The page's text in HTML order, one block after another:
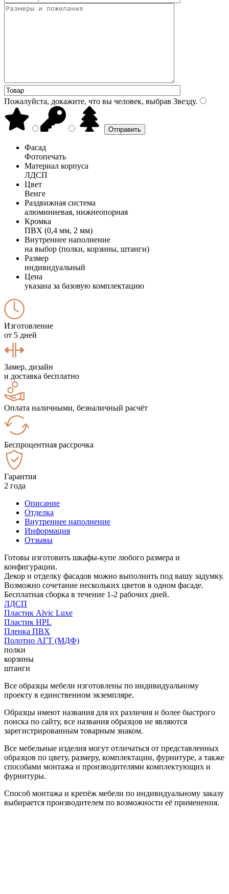
Пожалуйста, докажите, что вы человек, выбрав Звезду.
Фасад
Фотопечать
Материал корпуса
ЛДСП
Цвет
Венге
Раздвижная система
алюминиевая, нижнеопорная
Кромка
ПВХ (0,4 мм, 2 мм)
Внутреннее наполнение
на выбор (полки, корзины, штанги)
Размер
индивидуальный
Цена
указана за базовую комплектацию
Изготовление
от 5 дней
Замер, дизайн
и доставка бесплатно
Оплата наличными, безналичный расчёт
Беспроцентная рассрочка
Гарантия
2 года
Описание
Отделка
Внутреннее наполнение
Информация
Отзывы
Готовы изготовить шкафы-купе любого размера и
конфигурации.
Декор и отделку фасадов можно выполнить под вашу задумку.
Возможно сочетание нескольких цветов в одном фасаде.
Бесплатная сборка в течение 1-2 рабочих дней.
ЛДСП
Пластик Alvic Luxe
Пластик HPL
Пленка ПВХ
Полотно АГТ (МДФ)
полки
корзины
штанги
Все образцы мебели изготовлены по индивидуальному
проекту в единственном экземпляре.
Образцы имеют названия для их различия и более быстрого
поиска по сайту, все названия образцов не являются
зарегистрированным товарным знаком.
Все мебельные изделия могут отличаться от представленных
образцов по цвету, размеру, комплектации, фурнитуре, а также
способами монтажа и производителями комплектующих и
фурнитуры.
Способ монтажа и крепёж мебели по индивидуальному заказу
выбирается производителем по возможности её применения.